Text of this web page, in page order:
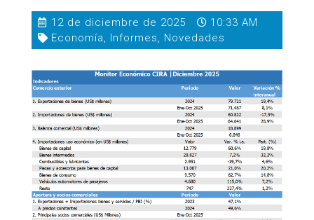
12 de diciembre de 2025
10:33 AM
Economía, Informes, Novedades